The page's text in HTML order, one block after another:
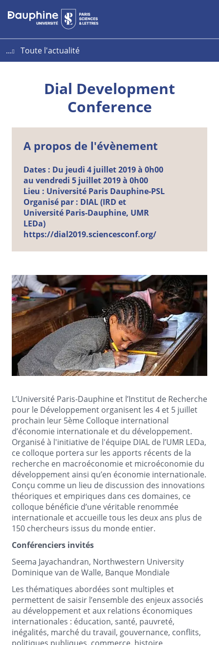
Aller
au
Aller
au
Plan
du
...
Toute l'actualité
Dial Development
Conference
A propos de l'évènement
Dates : Du jeudi 4 juillet 2019 à 0h00
au vendredi 5 juillet 2019 à 0h00
Lieu : Université Paris Dauphine-PSL
Organisé par : DIAL (IRD et
Université Paris-Dauphine, UMR
LEDa)
https://dial2019.sciencesconf.org/
L’Université Paris-Dauphine et l’Institut de Recherche
pour le Développement organisent les 4 et 5 juillet
prochain leur 5ème Colloque international
d’économie internationale et du développement.
Organisé à l'initiative de l'équipe DIAL de l’UMR LEDa,
ce colloque portera sur les apports récents de la
recherche en macroéconomie et microéconomie du
développement ainsi qu’en économie internationale.
Conçu comme un lieu de discussion des innovations
théoriques et empiriques dans ces domaines, ce
colloque bénéficie d’une véritable renommée
internationale et accueille tous les deux ans plus de
150 chercheurs issus du monde entier.
Conférenciers invités
Seema Jayachandran, Northwestern University
Dominique van de Walle, Banque Mondiale
Les thématiques abordées sont multiples et
permettent de saisir l’ensemble des enjeux associés
au développement et aux relations économiques
internationales : éducation, santé, pauvreté,
inégalités, marché du travail, gouvernance, conflits,
politiques publiques, commerce, histoire